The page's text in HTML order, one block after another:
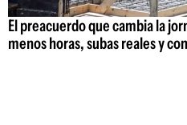
El preacuerdo que cambia la
menos horas, subas reales y